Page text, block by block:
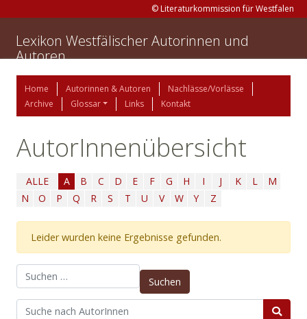
© Literaturkommission für Westfalen
Lexikon Westfälischer Autorinnen und
Autoren
Home Autorinnen & Autoren
Nachlässe/Vorlässe
Archive
Glossar Links Kontakt
AutorInnenübersicht
ALLE A B C D E F G H I J K L
M
N
O P Q R S T U V W Y Z
Leider wurden keine Ergebnisse gefunden.
Suchen nach: